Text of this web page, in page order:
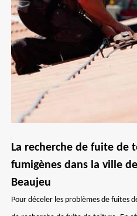
La recherche de fuite
fumigènes dans la ville
Beaujeu
Pour déceler les problèmes de fuites